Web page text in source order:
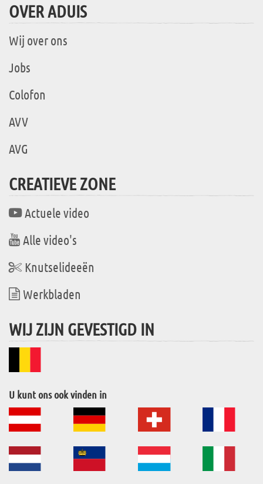
OVER ADUIS
Wij over ons
Jobs
Colofon
AVV
AVG
CREATIEVE ZONE
Actuele video
Alle video's
Knutselideeën
Werkbladen
WIJ ZIJN GEVESTIGD IN
U kunt ons ook vinden in